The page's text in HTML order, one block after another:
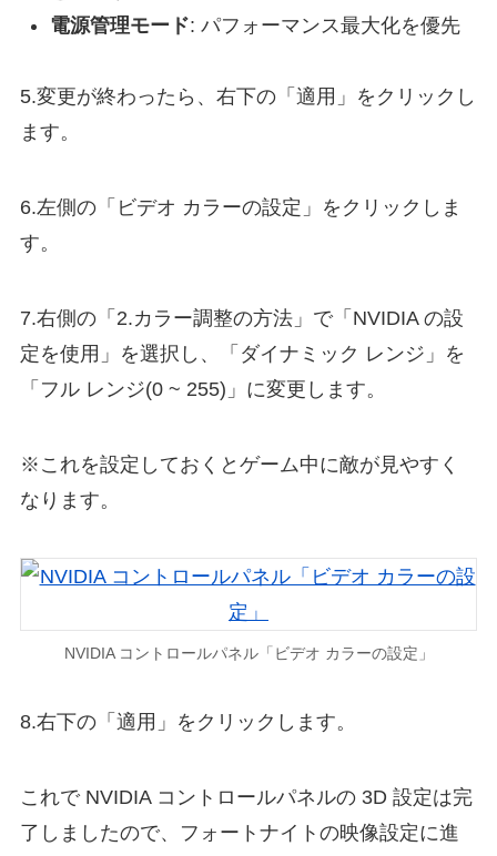
電源管理モード: パフォーマンス最大化を優先
5.変更が終わったら、右下の「適用」をクリックし
ます。
6.左側の「ビデオ カラーの設定」をクリックしま
す。
7.右側の「2.カラー調整の方法」で「NVIDIA の設
定を使用」を選択し、「ダイナミック レンジ」を
「フル レンジ(0 ~ 255)」に変更します。
※これを設定しておくとゲーム中に敵が見やすく
なります。
NVIDIA コントロールパネル「ビデオ カラーの設定」
8.右下の「適用」をクリックします。
これで NVIDIA コントロールパネルの 3D 設定は完
了しましたので、フォートナイトの映像設定に進